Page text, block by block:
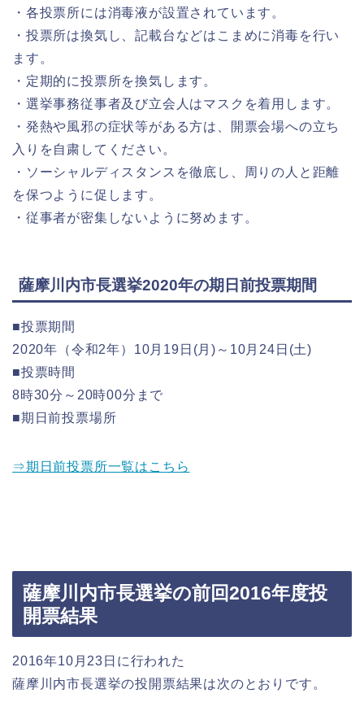
・各投票所には消毒液が設置されています。
・投票所は換気し、記載台などはこまめに消毒を行い
ます。
・定期的に投票所を換気します。
・選挙事務従事者及び立会人はマスクを着用します。
・発熱や風邪の症状等がある方は、開票会場への立ち
入りを自粛してください。
・ソーシャルディスタンスを徹底し、周りの人と距離
を保つように促します。
・従事者が密集しないように努めます。
薩摩川内市長選挙2020年の期日前投票期間
■投票期間
2020年（令和2年）10月19日(月)～10月24日(土)
■投票時間
8時30分～20時00分まで
■期日前投票場所
⇒期日前投票所一覧はこちら
薩摩川内市長選挙の前回2016年度投
開票結果
2016年10月23日に行われた
薩摩川内市長選挙の投開票結果は次のとおりです。